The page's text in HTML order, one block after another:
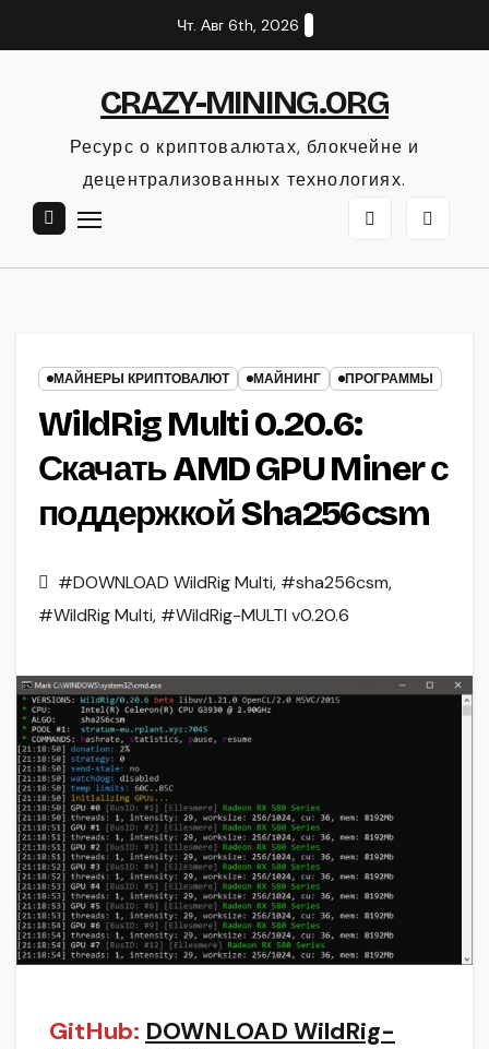
к
Чт. Авг 6th, 2026
CRAZY-MINING.ORG
Ресурс о криптовалютах, блокчейне и
децентрализованных технологиях.
МАЙНЕРЫ КРИПТОВАЛЮТ МАЙНИНГ ПРОГРАММЫ
WildRig Multi 0.20.6:
Скачать AMD GPU Miner с
поддержкой Sha256csm
#DOWNLOAD WildRig Multi, #sha256csm,
#WildRig Multi, #WildRig-MULTI v0.20.6
GitHub: DOWNLOAD WildRig-